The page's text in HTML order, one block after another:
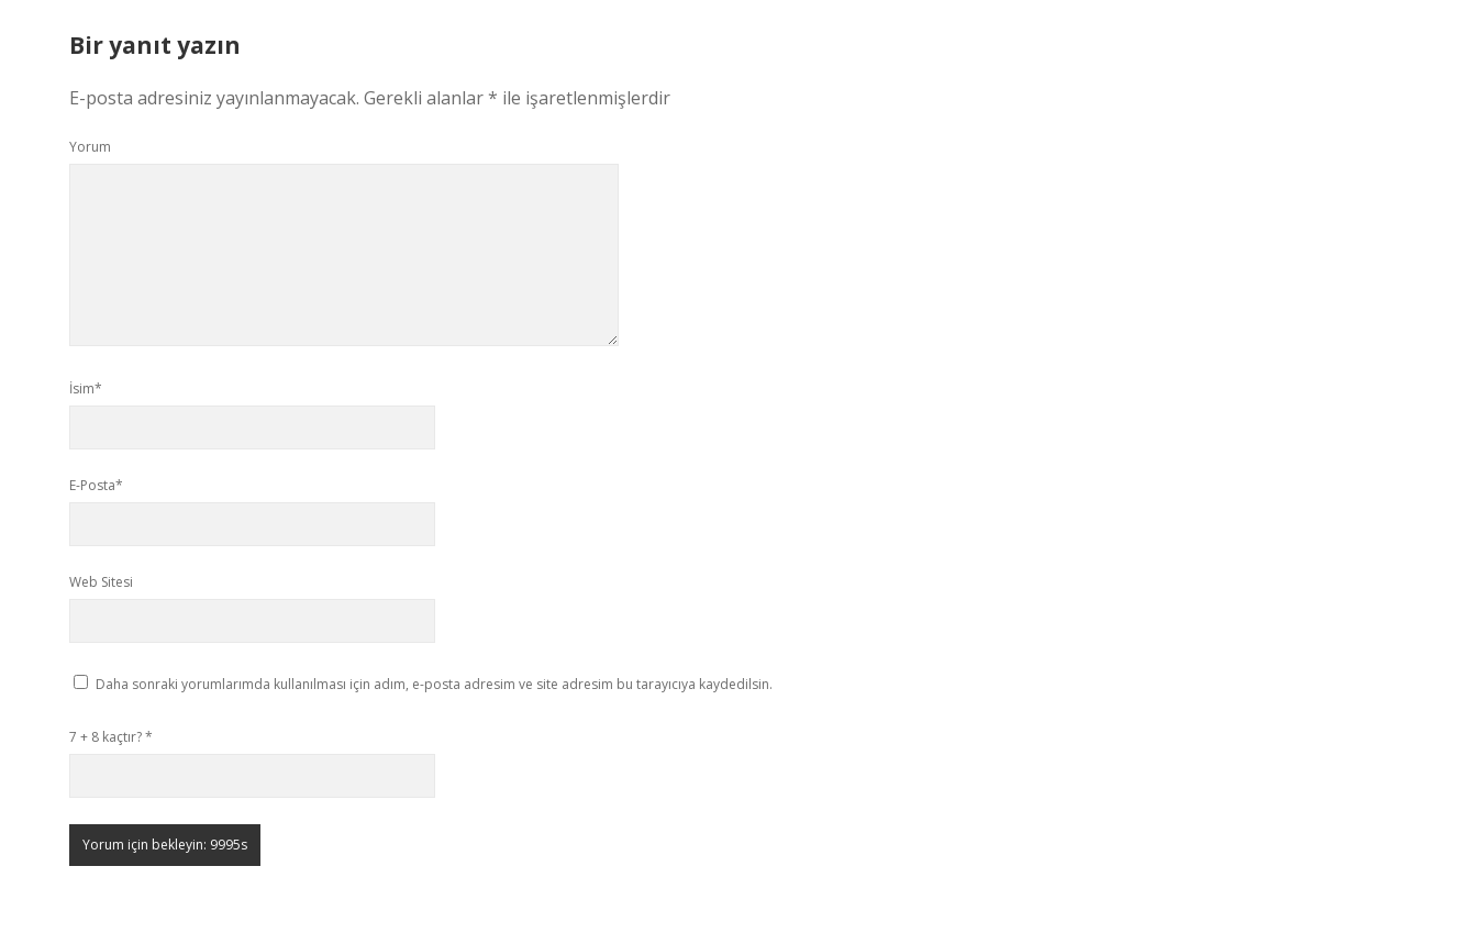
Bir yanıt yazın
E-posta adresiniz yayınlanmayacak. Gerekli alanlar* ile işaretlenmişlerdir
Yorum
İsim*
E-Posta*
Web Sitesi
Daha sonraki yorumlarımda kullanılması için adım, e-posta adresim ve site adresim bu tarayıcıya kaydedilsin.
7 + 8 kaçtır?*